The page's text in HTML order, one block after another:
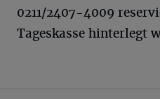
0211/2407-4009
Tageskasse hinterlegt